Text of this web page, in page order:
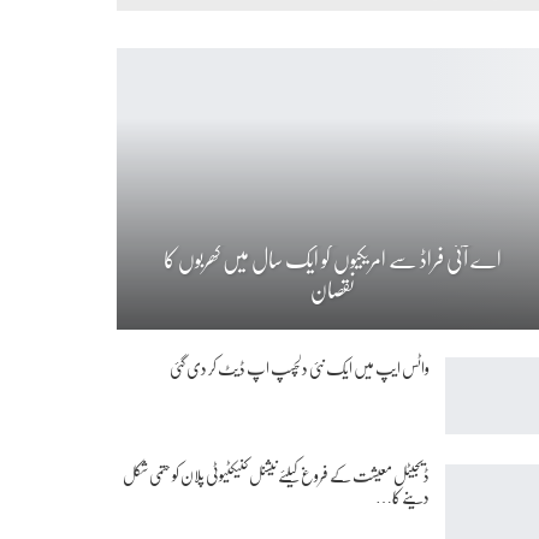
اے آئی فراڈ سے امریکیوں کو ایک سال میں کھربوں کا
نقصان
واٹس ایپ میں ایک نئی دلچسپ اپ ڈیٹ کر دی گئی
ڈیجیٹل معیشت کے فروغ کیلئے نیشنل کنیکٹیوٹی پلان کو حتمی شکل
دینے کا…